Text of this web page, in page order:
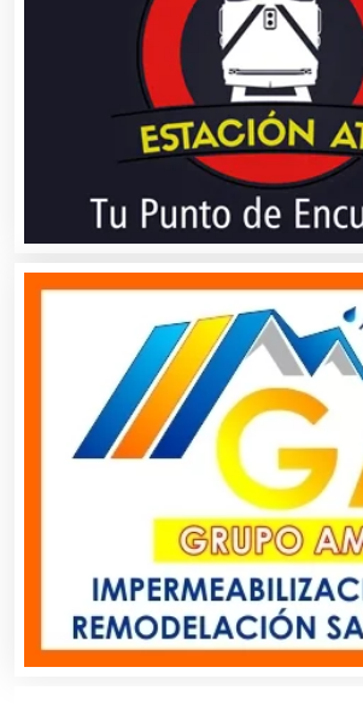
Clínicas y Hospitales
Clubes Deportivos
Cocinas Integrales
Combustibles y Lubricantes
Compresores de aire
Computadoras
Conferencias Empresariales
Construcciones en General